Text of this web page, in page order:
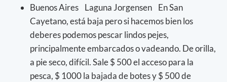
Buenos Aires Laguna Jorgensen En San
Cayetano, está baja pero si hacemos bien los
deberes podemos pescar lindos pejes,
principalmente embarcados o vadeando. De orilla,
a pie seco, difícil. Sale $ 500 el acceso para la
pesca, $ 1000 la bajada de botes y $ 500 de